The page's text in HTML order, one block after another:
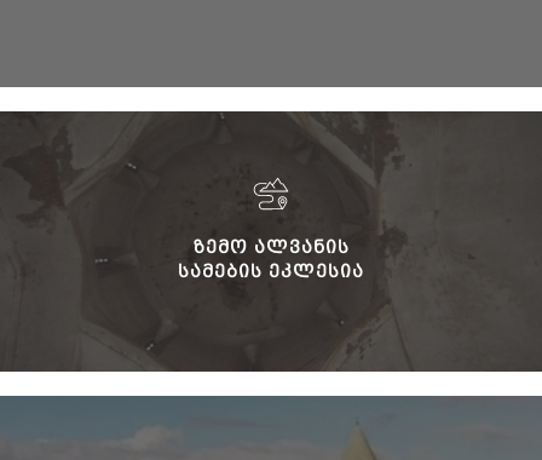
ᲖᲔᲛᲝ ᲐᲚᲕᲐᲜᲘᲡ
ᲡᲐᲛᲔᲑᲘᲡ ᲔᲙᲚᲔᲡᲘᲐ